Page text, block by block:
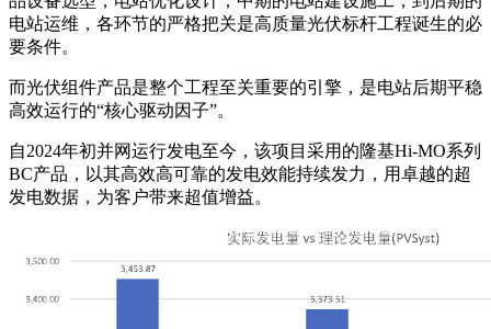
电站运维，各环节的严格把关是高质量光伏标杆工程诞生的必
要条件。
而光伏组件产品是整个工程至关重要的引擎，是电站后期平稳
高效运行的“核心驱动因子”。
自2024年初并网运行发电至今，该项目采用的隆基Hi-MO系列
BC产品，以其高效高可靠的发电效能持续发力，用卓越的超
发电数据，为客户带来超值增益。